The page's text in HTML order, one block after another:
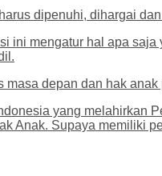
dipenuhi, dihargai
ini mengatur hal apa
masa depan dan hak
yang melahirkan
Anak. Supaya memiliki